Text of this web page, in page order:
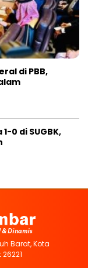
di PBB,
0 di SUGBK,
Barat, Kota